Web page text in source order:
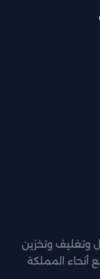
وتغليف وتخزين
أنحاء المملكة